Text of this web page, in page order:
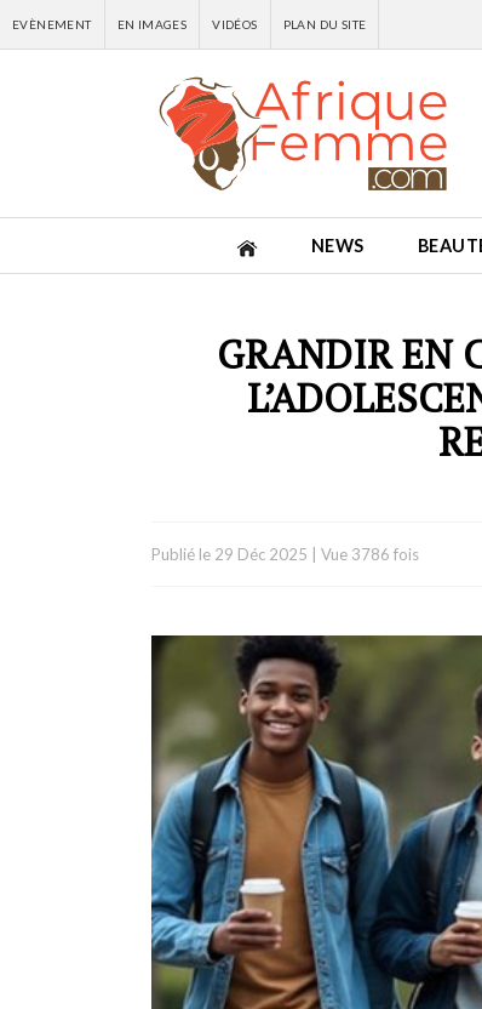
EVÈNEMENT EN IMAGES VIDÉOS PLAN DU SITE
NEWS
GRANDIR EN
Publié le 29 Déc 2025 Vue 3786 fois